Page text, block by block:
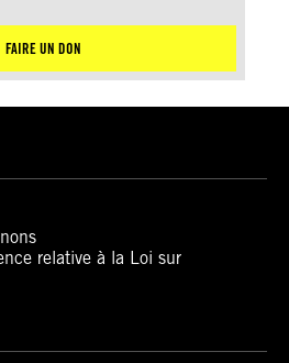
FAIRE UN DON
relative à la Loi sur